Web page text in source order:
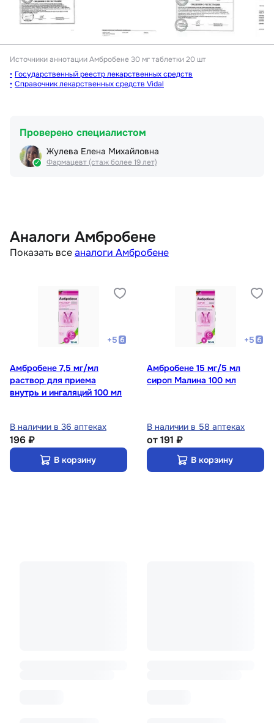
Источники аннотацииАмбробене 30 мг таблетки 20 шт
Государственный реестр лекарственных средств
Справочник лекарственных средств Vidal
Проверено специалистом
Жулева Елена Михайловна
Фармацевт (стаж более 19 лет)
Аналоги Амбробене
Показать всеаналоги Амбробене
+5
Амбробене 7,5 мг/мл
раствор для приема
внутрь и ингаляций 100 мл
В наличии в 36 аптеках
196 ₽
В корзину
+5
Амбробене 15 мг/5 мл
сироп Малина 100 мл
В наличии в 58 аптеках
от191 ₽
В корзину